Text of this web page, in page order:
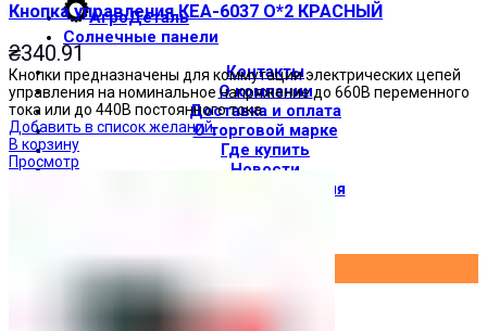
АгроДеталь
Солнечные панели
Контакты
О компании
Доставка и оплата
О торговой марке
Где купить
Новости
Вход / Регистрация
Кнопка управления КЕА-6037 О*2 КРАСНЫЙ
₴340.91
Кнопки предназначены для коммутации электрических цепей
управления на номинальное напряжение до 660В переменного
тока или до 440В постоянного тока.
Добавить в список желаний
В корзину
Просмотр